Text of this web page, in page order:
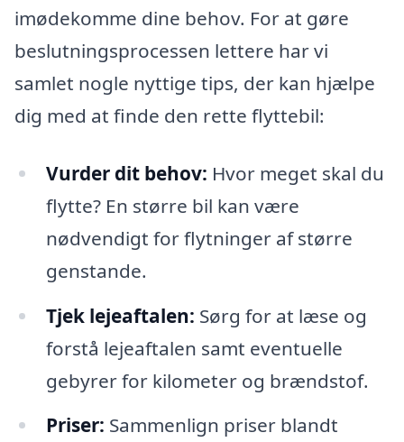
imødekomme dine behov. For at gøre
beslutningsprocessen lettere har vi
samlet nogle nyttige tips, der kan hjælpe
dig med at finde den rette flyttebil:
Vurder dit behov: Hvor meget skal du
flytte? En større bil kan være
nødvendigt for flytninger af større
genstande.
Tjek lejeaftalen: Sørg for at læse og
forstå lejeaftalen samt eventuelle
gebyrer for kilometer og brændstof.
Priser: Sammenlign priser blandt